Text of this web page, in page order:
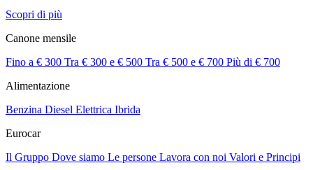
Scopri di più
Canone mensile
Fino a € 300 Tra € 300 e € 500 Tra € 500 e € 700 Più di € 700
Alimentazione
Benzina Diesel Elettrica Ibrida
Eurocar
Il Gruppo Dove siamo Le persone Lavora con noi Valori e Principi